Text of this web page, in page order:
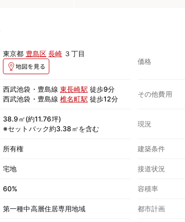
東京都 豊島区 長崎 ３丁目
価格
西武池袋・豊島線東長崎駅 徒歩9分
西武池袋・豊島線椎名町駅 徒歩12分
その他費用
38.9㎡(約11.76坪)
※セットバック約3.38㎡を含む
現況
所有権 建築条件
宅地 接道状況
60% 容積率
第一種中高層住居専用地域 都市計画